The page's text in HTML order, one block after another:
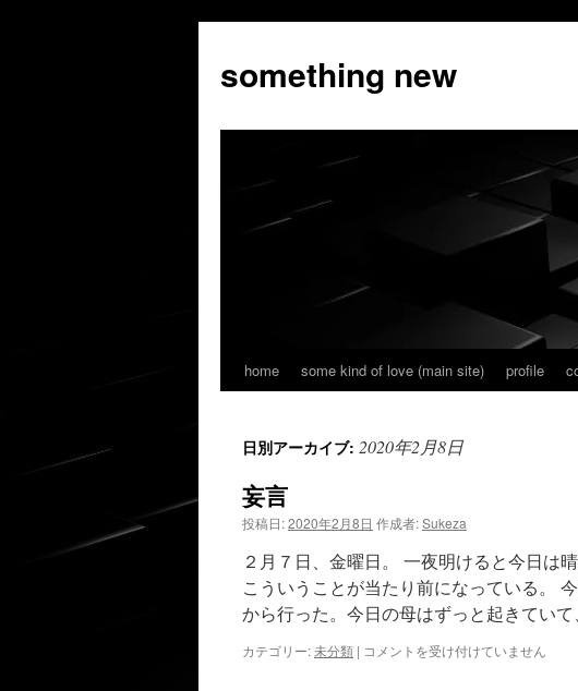
テ
ン
へ
something new
home some kind of love (main site) profile
日別アーカイブ: 2020年2月8日
妄言
投稿日:2020年2月8日 作成者:Sukeza
２月７日、金曜日。 一夜明けると今日は
こういうことが当たり前になっている。
から行った。今日の母はずっと起きてい
カテゴリー:未分類 | 妄
コメントを受け付けていません